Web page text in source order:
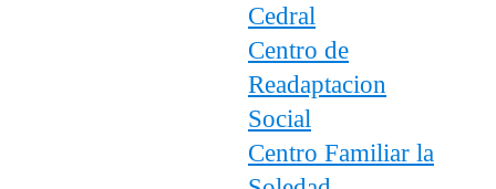
Cedral
Centro de
Readaptacion
Social
Centro Familiar la